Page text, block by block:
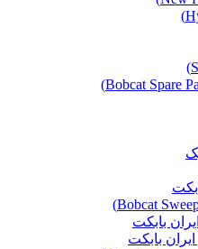
بابکت
بابکت